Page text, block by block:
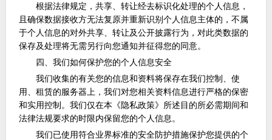
根据法律规定，共享、转让经去标识化处理的个人信息，
且确保数据接收方无法复原并重新识别个人信息主体的，不属
于个人信息的对外共享、转让及公开披露行为，对此类数据的
保存及处理将无需另行向您通知并征得您的同意。
四、我们如何保护您的个人信息安全
我们收集的有关您的信息和资料将保存在我们控制、使
用、租赁的服务器上，我们对您相关资料信息进行严格的保密
和实用控制。我们仅在本《隐私政策》所述目的所必需期间和
法律法规要求的时限内保留您的个人信息。
我们已使用符合业界标准的安全防护措施保护您提供的个